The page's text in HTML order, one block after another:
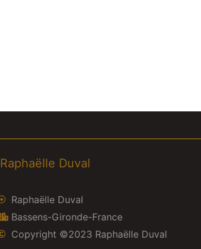
Raphaëlle Duval
Raphaëlle Duval
Bassens-Gironde-France
Copyright ©2023 Raphaëlle Duval